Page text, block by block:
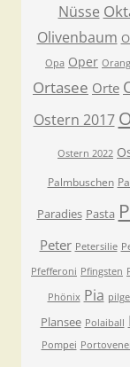
Nüsse
Olivenbaum
Opa Oper
Ortasee Orte
Ostern 2017
Ostern 2022
Palmbuschen
Paradies Pasta
Peter Petersilie
Pfefferoni Pfingsten
Phönix Pia
Plansee Polaiball
Pompei